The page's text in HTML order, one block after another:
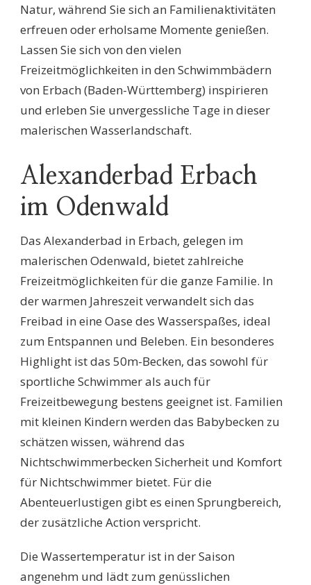
Natur, während Sie sich an Familienaktivitäten
erfreuen oder erholsame Momente genießen.
Lassen Sie sich von den vielen
Freizeitmöglichkeiten in den Schwimmbädern
von Erbach (Baden-Württemberg) inspirieren
und erleben Sie unvergessliche Tage in dieser
malerischen Wasserlandschaft.
Alexanderbad Erbach
im Odenwald
Das Alexanderbad in Erbach, gelegen im
malerischen Odenwald, bietet zahlreiche
Freizeitmöglichkeiten für die ganze Familie. In
der warmen Jahreszeit verwandelt sich das
Freibad in eine Oase des Wasserspaßes, ideal
zum Entspannen und Beleben. Ein besonderes
Highlight ist das 50m-Becken, das sowohl für
sportliche Schwimmer als auch für
Freizeitbewegung bestens geeignet ist. Familien
mit kleinen Kindern werden das Babybecken zu
schätzen wissen, während das
Nichtschwimmerbecken Sicherheit und Komfort
für Nichtschwimmer bietet. Für die
Abenteuerlustigen gibt es einen Sprungbereich,
der zusätzliche Action verspricht.
Die Wassertemperatur ist in der Saison
angenehm und lädt zum genüsslichen